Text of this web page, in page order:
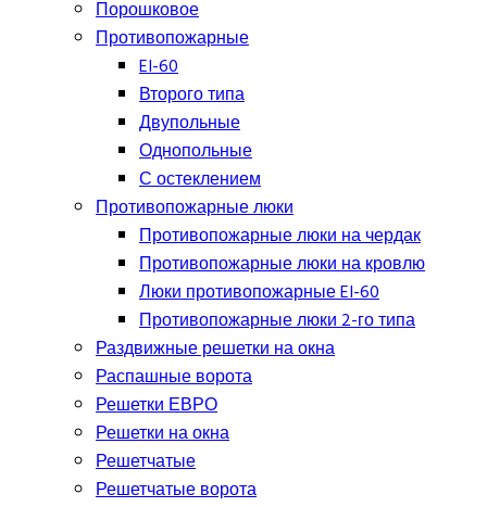
Порошковое
Противопожарные
EI-60
Второго типа
Двупольные
Однопольные
С остеклением
Противопожарные люки
Противопожарные люки на чердак
Противопожарные люки на кровлю
Люки противопожарные EI-60
Противопожарные люки 2-го типа
Раздвижные решетки на окна
Распашные ворота
Решетки ЕВРО
Решетки на окна
Решетчатые
Решетчатые ворота